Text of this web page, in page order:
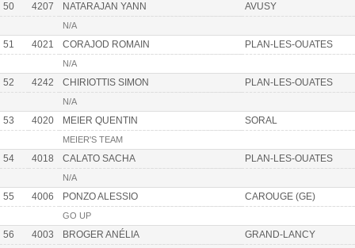
50 4207 NATARAJAN YANN AVUSY
N/A
51 4021 CORAJOD ROMAIN PLAN-LES-OUATES
N/A
52 4242 CHIRIOTTIS SIMON PLAN-LES-OUATES
N/A
53 4020 MEIER QUENTIN SORAL
MEIER'S TEAM
54 4018 CALATO SACHA PLAN-LES-OUATES
N/A
55 4006 PONZO ALESSIO CAROUGE (GE)
GO UP
56 4003 BROGER ANÉLIA GRAND-LANCY